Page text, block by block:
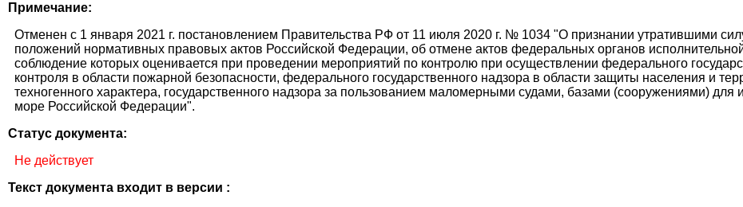
Примечание:
Отменен с 1 января 2021 г. постановлением Правительства РФ от 11 июля 2020 г. № 1034 "О признании утратившими
положений нормативных правовых актов Российской Федерации, об отмене актов федеральных органов
соблюдение которых оценивается при проведении мероприятий по контролю при осуществлении федерального
контроля в области пожарной безопасности, федерального государственного надзора в области защиты населения и
техногенного характера, государственного надзора за пользованием маломерными судами, базами (сооружениями) для
море Российской Федерации".
Статус документа:
Не действует
Текст документа входит в версии :